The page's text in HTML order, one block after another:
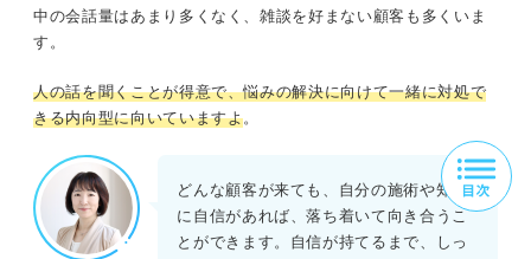
中の会話量はあまり多くなく、雑談を好まない顧客も多くいま
す。
人の話を聞くことが得意で、悩みの解決に向けて一緒に対処で
きる内向型に向いていますよ。
どんな顧客が来ても、自分の施術や知識
に自信があれば、落ち着いて向き合うこ
とができます。自信が持てるまで、しっ